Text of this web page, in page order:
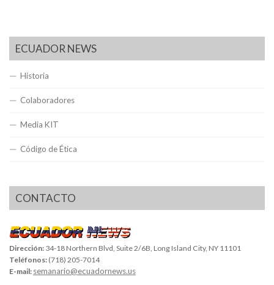
ECUADOR NEWS
Historia
Colaboradores
Media KIT
Código de Ética
CONTACTO
Dirección: 34-18 Northern Blvd, Suite 2/6B, Long Island City, NY 11101
Teléfonos: (718) 205-7014
E-mail: semanario@ecuadornews.us